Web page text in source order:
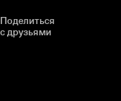
Поделиться
с друзьями